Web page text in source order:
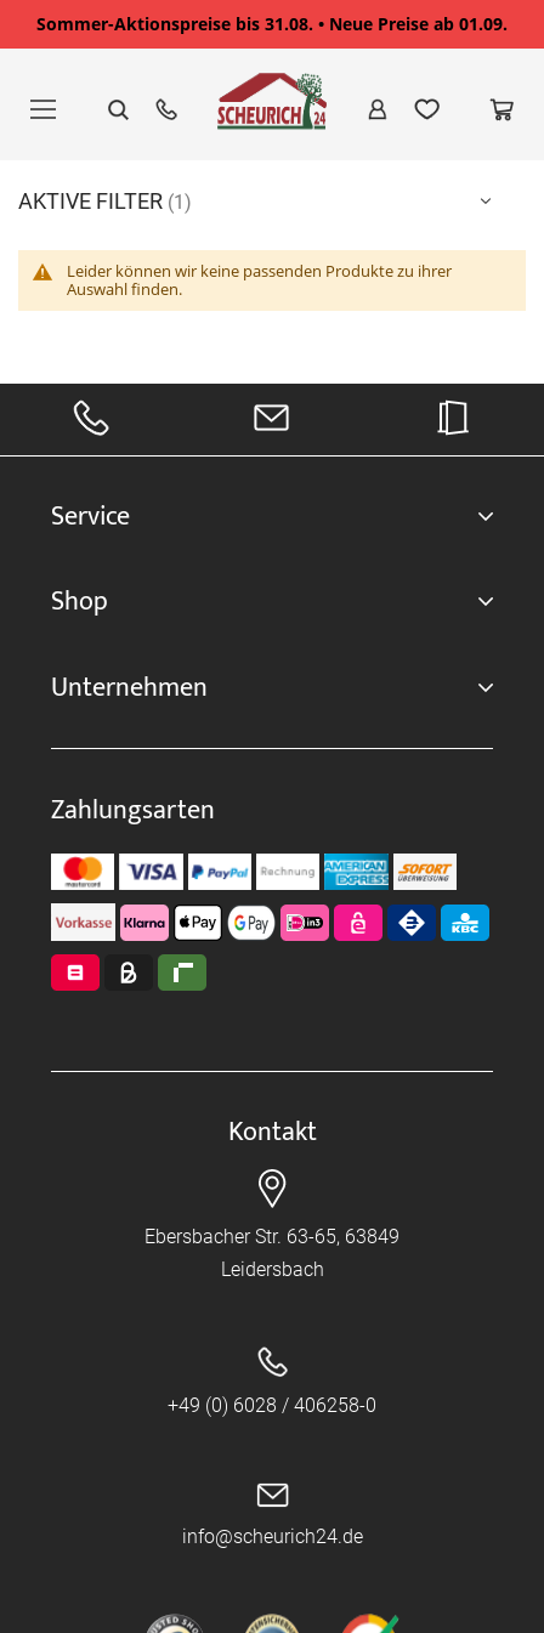
Sommer-Aktionspreise bis 31.08. • Neue Preise ab 01.09.
springen
Leider können wir keine passenden Produkte zu ihrer
Auswahl finden.
AKTIVE FILTER
Service
Shop
Unternehmen
Zahlungsarten
Kontakt
Ebersbacher Str. 63-65, 63849
Leidersbach
+49 (0) 6028 / 406258-0
info@scheurich24.de